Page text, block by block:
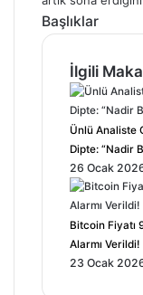
Başlıklar
İlgili
Ünlü Analiste
Dipte: “Nadir
26 Ocak
Bitcoin Fiyatı
Alarmı Verildi!
23 Ocak